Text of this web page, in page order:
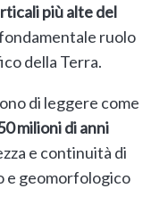
più alte del
ruolo
della Terra.
di leggere come
milioni di anni
e continuità di
e geomorfologico